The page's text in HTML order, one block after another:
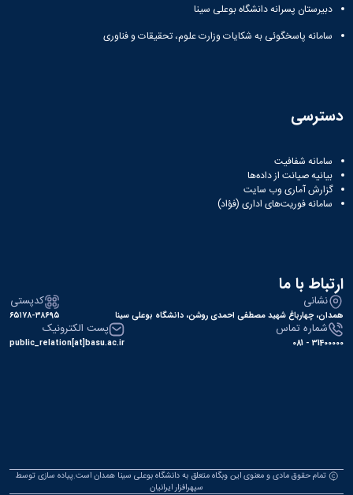
دبیرستان پسرانه دانشگاه بوعلی سینا
سامانه پاسخگوئی به شکایات وزارت علوم، تحقیقات و فناوری
دسترسی
سامانه شفافیت
بیانیه صیانت از داده‌ها
گزارش آماری وب‌ سایت
سامانه فوریت‌های اداری (فؤاد)
ارتباط با ما
نشانی
همدان، چهارباغ شهید مصطفی احمدی روشن، دانشگاه بوعلی سینا
کدپستی
۶۵۱۷۸-۳۸۶۹۵
شماره تماس
31400000 - 081
پست الکترونیک
public_relation[at]basu.ac.ir
تمام حقوق مادی و معنوی این وبگاه متعلق به دانشگاه بوعلی سینا همدان است.پیاده سازی توسط
سپهرافزار ایرانیان